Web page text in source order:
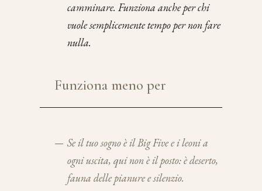
camminare. Funziona anche per chi
vuole semplicemente tempo per non fare
nulla.
Funziona meno per
— Se il tuo sogno è il Big Five e i leoni a
ogni uscita, qui non è il posto: è deserto,
fauna delle pianure e silenzio.